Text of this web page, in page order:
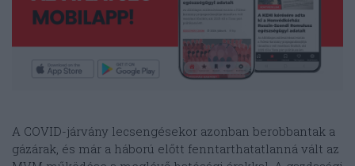
A COVID-járvány lecsengésekor azonban berobbantak a
gázárak, és már a háború előtt fenntarthatatlanná vált az